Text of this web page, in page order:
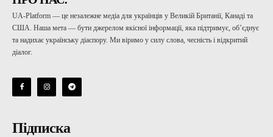
UA-Platform — це незалежне медіа для українців у Великій Британії, Канаді та
США. Наша мета — бути джерелом якісної інформації, яка підтримує, об’єднує
та надихає українську діаспору. Ми віримо у силу слова, чесність і відкритий
діалог.
Підписка